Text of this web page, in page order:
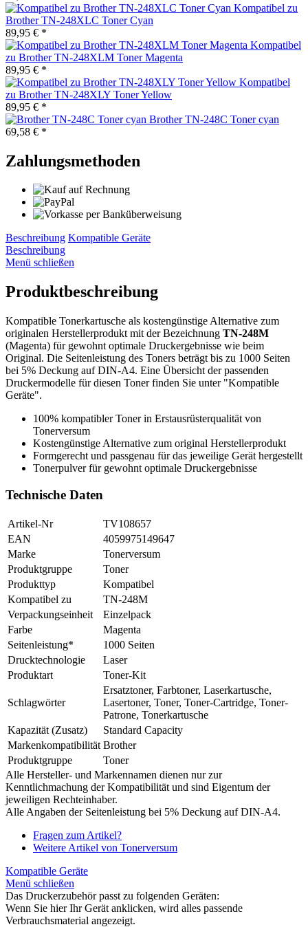
Kompatibel zu
Brother TN-248XLC Toner Cyan
89,95 € *
Kompatibel
zu Brother TN-248XLM Toner Magenta
89,95 € *
Kompatibel
zu Brother TN-248XLY Toner Yellow
89,95 € *
Brother TN-248C Toner cyan
69,58 € *
Zahlungsmethoden
Beschreibung Kompatible Geräte
Beschreibung
Menü schließen
Produktbeschreibung
Kompatible Tonerkartusche als kostengünstige Alternative zum
originalen Herstellerprodukt mit der Bezeichnung TN-248M
(Magenta) für gewohnt optimale Druckergebnisse wie beim
Original. Die Seitenleistung des Toners beträgt bis zu 1000 Seiten
bei 5% Deckung auf DIN-A4. Eine Übersicht der passenden
Druckermodelle für diesen Toner finden Sie unter "Kompatible
Geräte".
100% kompatibler Toner in Erstausrüsterqualität von
Tonerversum
Kostengünstige Alternative zum original Herstellerprodukt
Formgerecht und passgenau für das jeweilige Gerät hergestellt
Tonerpulver für gewohnt optimale Druckergebnisse
Technische Daten
Artikel-Nr
TV108657
EAN
4059975149647
Marke
Tonerversum
Produktgruppe
Toner
Produkttyp
Kompatibel
Kompatibel zu
TN-248M
Verpackungseinheit
Einzelpack
Farbe
Magenta
Seitenleistung*
1000 Seiten
Drucktechnologie
Laser
Produktart
Toner-Kit
Schlagwörter
Ersatztoner, Farbtoner, Laserkartusche,
Lasertoner, Toner, Toner-Cartridge, Toner-
Patrone, Tonerkartusche
Kapazität (Zusatz)
Standard Capacity
Markenkompatibilität Brother
Produktgruppe
Toner
Alle Hersteller- und Markennamen dienen nur zur
Kenntlichmachung der Kompatibilität und sind Eigentum der
jeweiligen Rechteinhaber.
Alle Angaben der Seitenleistung bei 5% Deckung auf DIN-A4.
Fragen zum Artikel?
Weitere Artikel von Tonerversum
Kompatible Geräte
Menü schließen
Das Druckerzubehör passt zu folgenden Geräten:
Wenn Sie hier Ihr Gerät anklicken, wird alles passende
Verbrauchsmaterial angezeigt.